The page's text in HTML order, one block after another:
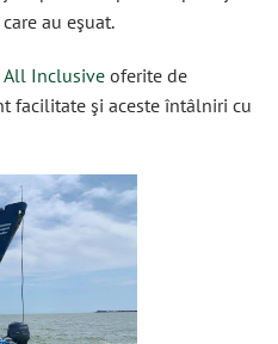
au eşuat.
All Inclusive oferite de
facilitate şi aceste întâlniri cu